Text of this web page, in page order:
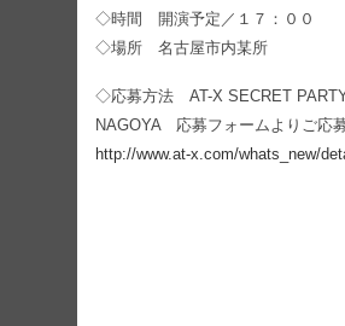
◇時間 開演予定／１７：００
◇場所 名古屋市内某所
◇応募方法 AT-X SECRET
NAGOYA 応募フォームよりご応募
http://www.at-x.com/whats_new/